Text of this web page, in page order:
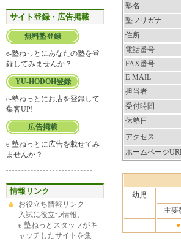
サイト登録・広告掲載
無料塾登録
e-塾ねっとにあなたの塾を登
録してみませんか？
YU-HODOH登録
e-塾ねっとにお店を登録して
集客UP!
広告掲載
e-塾ねっとに広告を載せてみ
ませんか？
情報リンク
お役立ち情報リンク
入試に役立つ情報、
e-塾ねっとスタッフがキ
ャッチしたサイトを集
塾名
塾フリガナ
住所
電話番号
FAX番号
E-MAIL
担当者
受付時間
休塾日
アクセス
ホームページ
幼児
主要
●